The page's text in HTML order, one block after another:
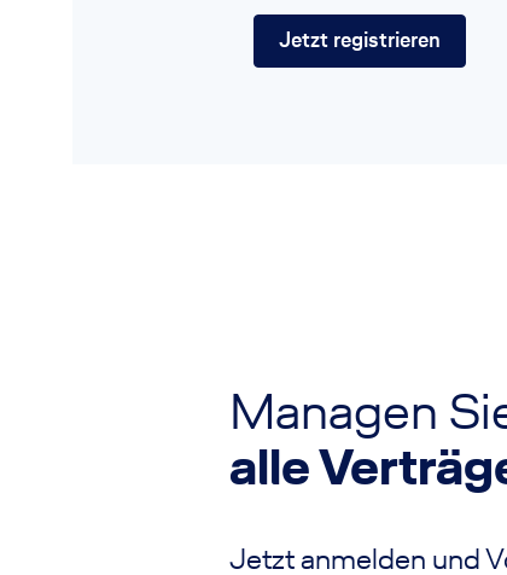
Jetzt registrieren
Managen
alle
Jetzt anmelden und